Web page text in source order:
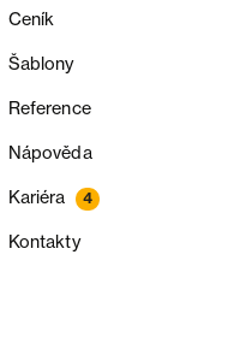
Ceník
Šablony
Reference
Nápověda
Kariéra 4
Kontakty